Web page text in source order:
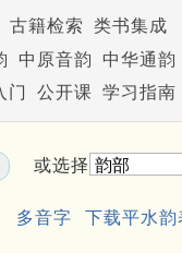
古籍检索
类书集成
中原音韵
中华通韵
门 公开课 学习指南
或选择
多音字 下载平水韵